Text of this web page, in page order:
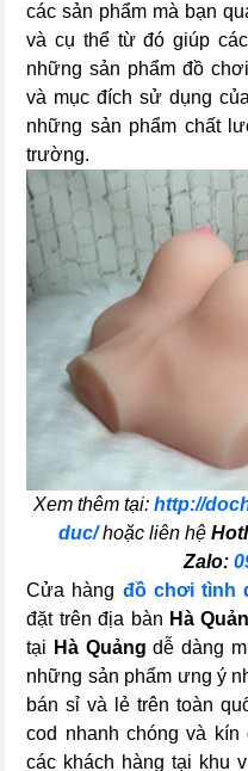
các sản phẩm mà bạn
và cụ thể từ đó giúp
những sản phẩm đồ
và mục đích sử dụng
những sản phẩm chất
trường.
Xem thêm tại: http://
duc/hoặc liên hệ
Zalo:
Cửa hàng đồ chơi tình
đặt trên địa bàn Hà
tại Hà Quảng dễ dàng
những sản phẩm ưng ý
bán sỉ và lẻ trên toàn
cod nhanh chóng và
các khách hàng tại khu